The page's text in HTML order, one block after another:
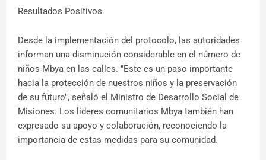
Resultados Positivos
Desde la implementación del protocolo, las autoridades
informan una disminución considerable en el número de
niños Mbya en las calles. "Este es un paso importante
hacia la protección de nuestros niños y la preservación
de su futuro", señaló el Ministro de Desarrollo Social de
Misiones. Los líderes comunitarios Mbya también han
expresado su apoyo y colaboración, reconociendo la
importancia de estas medidas para su comunidad.